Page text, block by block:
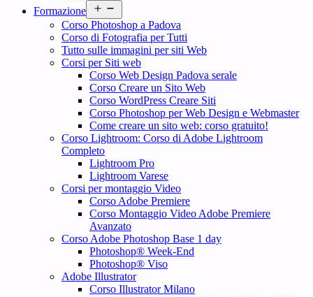
Formazione
menu
Corso Photoshop a Padova
Corso di Fotografia per Tutti
Tutto sulle immagini per siti Web
Corsi per Siti web
Corso Web Design Padova serale
Corso Creare un Sito Web
Corso WordPress Creare Siti
Corso Photoshop per Web Design e Webmaster
Come creare un sito web: corso gratuito!
Corso Lightroom: Corso di Adobe Lightroom
Completo
Lightroom Pro
Lightroom Varese
Corsi per montaggio Video
Corso Adobe Premiere
Corso Montaggio Video Adobe Premiere
Avanzato
Corso Adobe Photoshop Base 1 day
Photoshop® Week-End
Photoshop® Viso
Adobe Illustrator
Corso Illustrator Milano